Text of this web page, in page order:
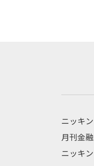
ニッキン
月刊金
ニッキ